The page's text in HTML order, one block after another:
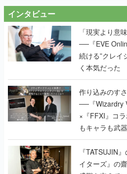
インタビュー
「現実より意
──『EVE
続ける”クレイ
く本気だった
作り込みのす
──『Wizardry
×『FFXI』コ
もキャラも武
で作り込まれ
く
『TATSUJIN
イターズ』の